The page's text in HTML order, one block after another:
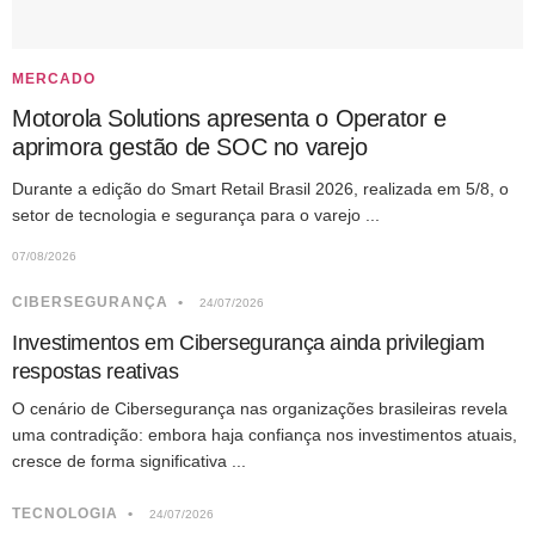
MERCADO
Motorola Solutions apresenta o Operator e
aprimora gestão de SOC no varejo
Durante a edição do Smart Retail Brasil 2026, realizada em 5/8, o
setor de tecnologia e segurança para o varejo ...
07/08/2026
CIBERSEGURANÇA 24/07/2026
Investimentos em Cibersegurança ainda privilegiam
respostas reativas
O cenário de Cibersegurança nas organizações brasileiras revela
uma contradição: embora haja confiança nos investimentos atuais,
cresce de forma significativa ...
TECNOLOGIA 24/07/2026